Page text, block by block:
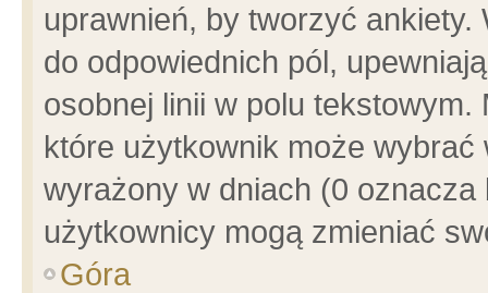
uprawnień, by tworzyć ankiety.
do odpowiednich pól,
osobnej linii w polu
które użytkownik może
wyrażony w dniach (0
użytkownicy mogą zmieniać
Góra